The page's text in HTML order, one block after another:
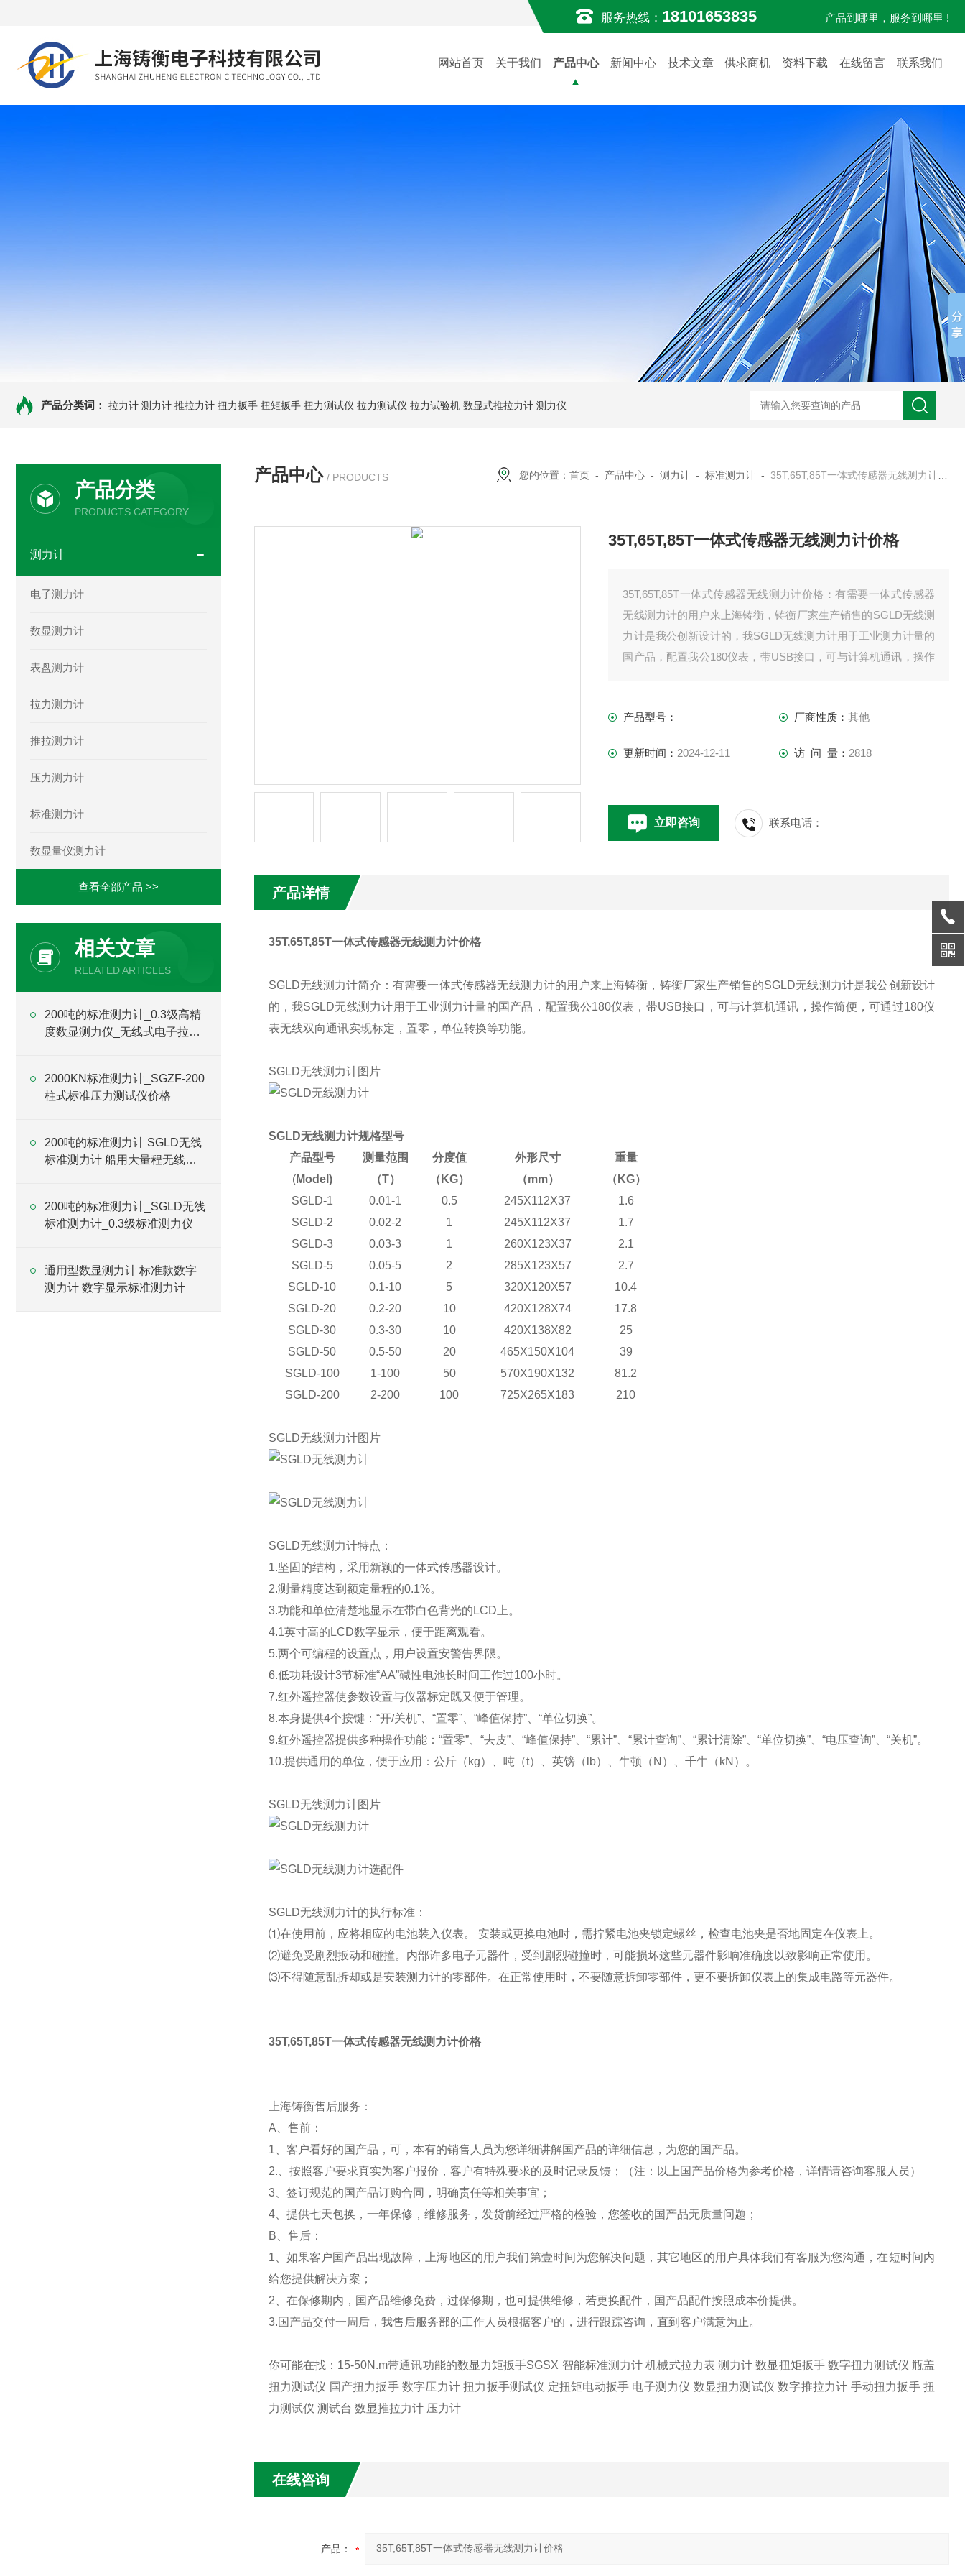
服务热线： 18101653835 产品到哪里，服务到哪里 !
网站首页 关于我们 产品中心 新闻中心 技术文章 供求商机 资料下载 在线留言 联系我们
产品分类词： 拉力计 测力计 推拉力计 扭力扳手 扭矩扳手 扭力测试仪 拉力测试仪 拉力试验机 数显式推拉力计 测力仪
产品分类
PRODUCTS CATEGORY
测力计
电子测力计
数显测力计
表盘测力计
拉力测力计
推拉测力计
压力测力计
标准测力计
数显量仪测力计
查看全部产品 >>
相关文章
RELATED ARTICLES
200吨的标准测力计_0.3级高精
度数显测力仪_无线式电子拉力
2000KN标准测力计_SGZF-200
柱式标准压力测试仪价格
200吨的标准测力计 SGLD无线
标准测力计 船用大量程无线拉
200吨的标准测力计_SGLD无线
标准测力计_0.3级标准测力仪
通用型数显测力计 标准款数字
测力计 数字显示标准测力计
产品中心 / PRODUCTS 您的位置：首页 - 产品中心 -测力计 -标准测力计 -35T,65T,85T一体式传感器无线测力计价格
35T,65T,85T一体式传感器无线测力计价格
35T,65T,85T一体式传感器无线测力计价格：有需要一体式传感器
无线测力计的用户来上海铸衡，铸衡厂家生产销售的SGLD无线测
力计是我公创新设计的，我SGLD无线测力计用于工业测力计量的
国产品，配置我公180仪表，带USB接口，可与计算机通讯，操作
产品型号：
厂商性质： 其他
更新时间： 2024-12-11 访 问 量： 2818
立即咨询 联系电话：
产品详情
35T,65T,85T一体式传感器无线测力计价格
SGLD无线测力计简介： 有需要一体式传感器无线测力计的用户来上海铸衡，铸衡厂家生产销售的SGLD无线测力计是我公创新设计
的，我SGLD无线测力计用于工业测力计量的国产品， 配置我公180仪表，带USB接口，可与计算机通讯，操作简便 ，可通过180仪
表无线双向通讯实现标定，置零，单位转换等功能。
SGLD无线测力计图片
SGLD无线测力计规格型号
产品型号
(Model)
测量范围
（T）
分度值
（KG）
外形尺寸
（mm）
重量
（KG）
SGLD-1
0.01-1 0.5 245X112X37
1.6
SGLD-2
0.02-2 1 245X112X37
1.7
SGLD-3
0.03-3 1 260X123X37
2.1
SGLD-5
0.05-5 2 285X123X57
2.7
SGLD-10
0.1-10 5 320X120X57
10.4
SGLD-20
0.2-20 10 420X128X74
17.8
SGLD-30
0.3-30 10 420X138X82
25
SGLD-50
0.5-50 20 465X150X104
39
SGLD-100
1-100 50 570X190X132
81.2
SGLD-200
2-200 100 725X265X183 210
SGLD无线测力计图片
SGLD无线测力计特点：
1.坚固的结构，采用新颖的一体式传感器设计。
2.测量精度达到额定量程的0.1%。
3.功能和单位清楚地显示在带白色背光的LCD上。
4.1英寸高的LCD数字显示，便于距离观看。
5.两个可编程的设置点，用户设置安警告界限。
6.低功耗设计3节标准“AA”碱性电池长时间工作过100小时。
7.红外遥控器使参数设置与仪器标定既又便于管理。
8.本身提供4个按键：“开/关机”、“置零”、“峰值保持”、“单位切换”。
9.红外遥控器提供多种操作功能：“置零”、“去皮”、“峰值保持”、“累计”、“累计查询”、“累计清除”、“单位切换”、“电压查询”、“关机”。
10.提供通用的单位，便于应用：公斤（kg）、吨（t）、英镑（lb）、牛顿（N）、千牛（kN）。
SGLD无线测力计图片
SGLD无线测力计的执行标准：
⑴在使用前，应将相应的电池装入仪表。 安装或更换电池时，需拧紧电池夹锁定螺丝，检查电池夹是否地固定在仪表上。
⑵避免受剧烈扳动和碰撞。内部许多电子元器件，受到剧烈碰撞时，可能损坏这些元器件影响准确度以致影响正常使用。
⑶不得随意乱拆却或是安装测力计的零部件。在正常使用时，不要随意拆卸零部件，更不要拆卸仪表上的集成电路等元器件。
35T,65T,85T一体式传感器无线测力计价格
上海铸衡售后服务：
A、售前：
1、客户看好的国产品，可，本有的销售人员为您详细讲解国产品的详细信息，为您的国产品。
2.、按照客户要求真实为客户报价，客户有特殊要求的及时记录反馈；（注：以上国产品价格为参考价格，详情请咨询客服人员）
3、签订规范的国产品订购合同，明确责任等相关事宜；
4、提供七天包换，一年保修，维修服务，发货前经过严格的检验，您签收的国产品无质量问题；
B、售后：
1、如果客户国产品出现故障，上海地区的用户我们第壹时间为您解决问题，其它地区的用户具体我们有客服为您沟通，在短时间内
给您提供解决方案；
2、在保修期内，国产品维修免费，过保修期，也可提供维修，若更换配件，国产品配件按照成本价提供。
3.国产品交付一周后，我售后服务部的工作人员根据客户的，进行跟踪咨询，直到客户满意为止。
你可能在找：15-50N.m带通讯功能的数显力矩扳手SGSX 智能标准测力计 机械式拉力表 测力计 数显扭矩扳手 数字扭力测试仪 瓶盖
扭力测试仪 国产扭力扳手 数字压力计 扭力扳手测试仪 定扭矩电动扳手 电子测力仪 数显扭力测试仪 数字推拉力计 手动扭力扳手 扭
力测试仪 测试台 数显推拉力计 压力计
在线咨询
产品：